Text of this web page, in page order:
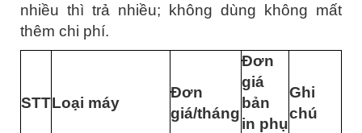
nhiều thì trả nhiều; không dùng không mất
thêm chi phí.
STTLoại máy
Đơn
giá/tháng
Đơn
giá
bản
in phụ
Ghi
chú